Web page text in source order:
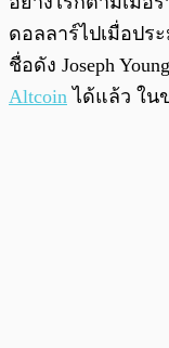
ดอลลาร์ไปเมื่อปร
ชื่อดัง Joseph
Altcoin ได้แล้ว ใน